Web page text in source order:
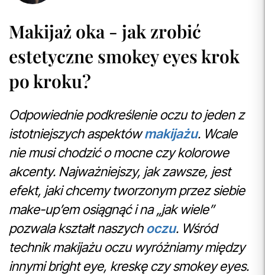
Makijaż oka - jak zrobić
estetyczne smokey eyes krok
po kroku?
Odpowiednie podkreślenie oczu to jeden z
istotniejszych aspektówmakijażu. Wcale
nie musi chodzić o mocne czy kolorowe
akcenty. Najważniejszy, jak zawsze, jest
efekt, jaki chcemy tworzonym przez siebie
make-up’em osiągnąć i na „jak wiele”
pozwala kształt naszychoczu. Wśród
technik makijażu oczu wyróżniamy między
innymi bright eye, kreskę czy smokey eyes.